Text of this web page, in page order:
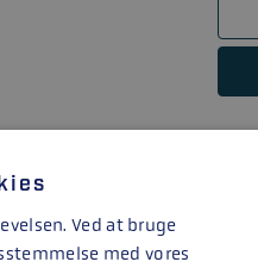
Ved at bruge
med vores